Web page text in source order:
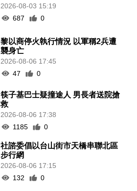
2026-08-03 15:19
687
0
黎以商停火執行情況 以軍稱2兵遭
襲身亡
2026-08-06 17:45
47
0
筷子基巴士疑撞途人 男長者送院搶
救
2026-08-06 17:38
1185
0
社諮委倡以台山街市天橋串聯北區
步行網
2026-08-06 17:15
132
0